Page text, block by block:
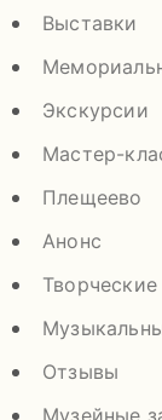
Выставки
Экскурсии
Мастер-
Плещеево
Анонс
Отзывы
Музейные